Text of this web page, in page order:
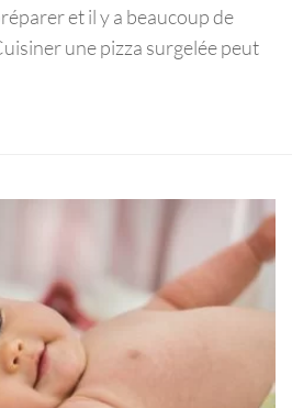
et il y a beaucoup de
une pizza surgelée peut